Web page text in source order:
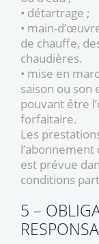
• détartrage ;
• main-
de chauffe,
chaudières.
• mise en
saison ou son
pouvant être
forfaitaire.
Les
est prévue
conditions
5 –